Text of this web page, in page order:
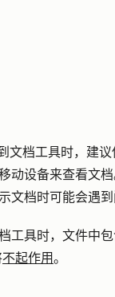
文档工具时，建
动设备来查看文
文档时可能会遇到
工具时，文件中包
不起作用。